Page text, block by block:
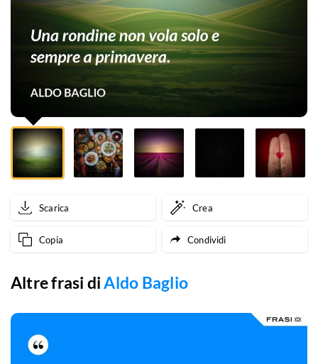
sempre
primavera.
Scarica Crea
Copia Condividi
Altre frasi diAldo Baglio